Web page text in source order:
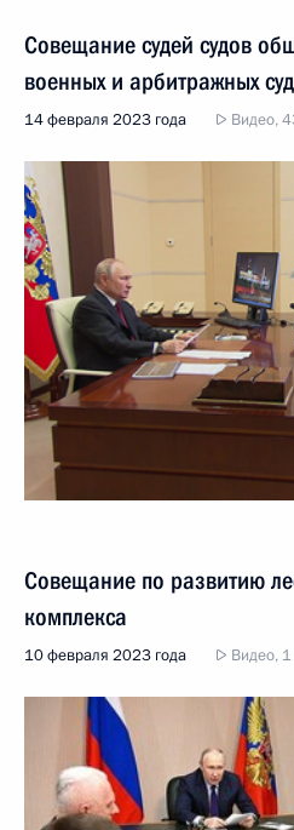
Совещание судей судов
военных и арбитражных
14 февраля 2023 года Видео,
Совещание по развитию
комплекса
10 февраля 2023 года Видео, 1